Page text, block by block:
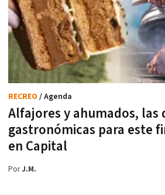
Alfajores y ahumados, las
gastronómicas para este
en Capital
RECREO / Agenda
PorJ.M.